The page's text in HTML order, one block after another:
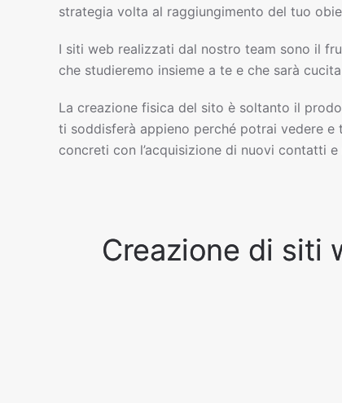
strategia volta al raggiungimento del tuo
I siti web realizzati dal nostro team sono il
che studieremo insieme a te e che sarà
La creazione fisica del sito è soltanto il
ti soddisferà appieno perché potrai vedere e
concreti con l’acquisizione di nuovi contatti
Creazione di siti